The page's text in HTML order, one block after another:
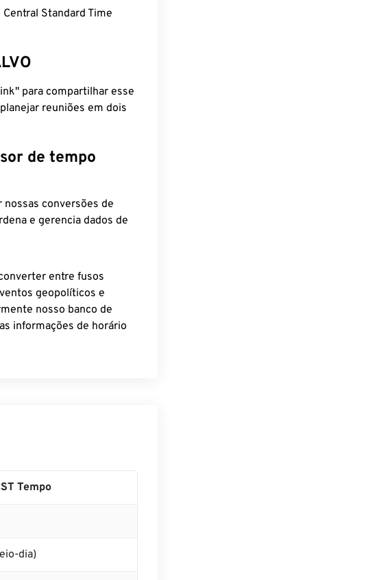
Central Standard Time
para compartilhar esse
reuniões em dois
de tempo
nossas conversões de
e gerencia dados de
entre fusos
geopolíticos e
nosso banco de
informações de horário
Tempo
dia)